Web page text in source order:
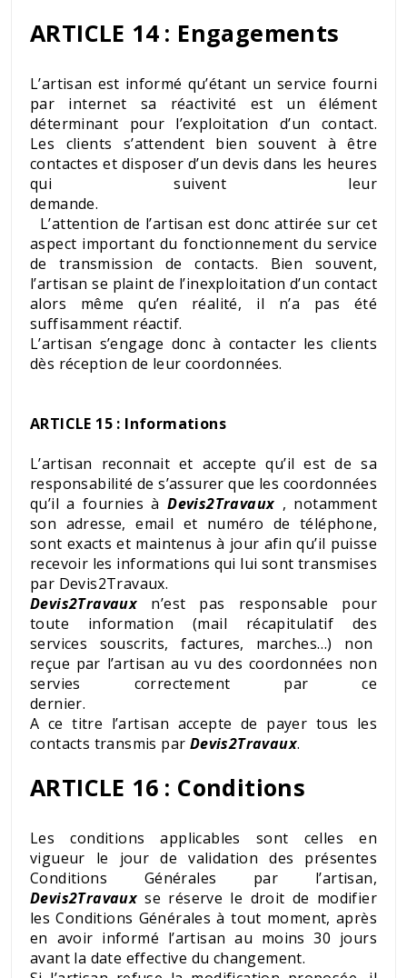
ARTICLE 14 : Engagements
L’artisan est informé qu’étant un service fourni
par internet sa réactivité est un élément
déterminant pour l’exploitation d’un contact.
Les clients s’attendent bien souvent à être
contactes et disposer d’un devis dans les heures
qui suivent leur
demande.
L’attention de l’artisan est donc attirée sur cet
aspect important du fonctionnement du service
de transmission de contacts. Bien souvent,
l’artisan se plaint de l’inexploitation d’un contact
alors même qu’en réalité, il n’a pas été
suffisamment réactif.
L’artisan s’engage donc à contacter les clients
dès réception de leur coordonnées.
ARTICLE 15 : Informations
L’artisan reconnait et accepte qu’il est de sa
responsabilité de s’assurer que les coordonnées
qu’il a fournies àDevis2Travaux , notamment
son adresse, email et numéro de téléphone,
sont exacts et maintenus à jour afin qu’il puisse
recevoir les informations qui lui sont transmises
par Devis2Travaux.
Devis2Travaux n’est pas responsable pour
toute information (mail récapitulatif des
services souscrits, factures, marches…) non
reçue par l’artisan au vu des coordonnées non
servies correctement par ce
dernier.
A ce titre l’artisan accepte de payer tous les
contacts transmis par Devis2Travaux.
ARTICLE 16 : Conditions
Les conditions applicables sont celles en
vigueur le jour de validation des présentes
Conditions Générales par l’artisan,
Devis2Travauxse réserve le droit de modifier
les Conditions Générales à tout moment, après
en avoir informé l’artisan au moins 30 jours
avant la date effective du changement.